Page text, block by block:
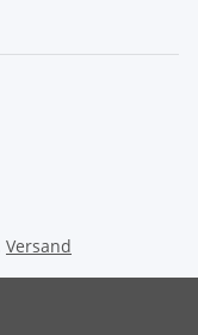
Versand